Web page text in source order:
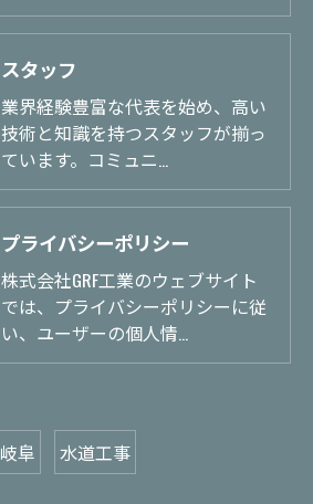
スタッフ
業界経験豊富な代表を始め、高い
技術と知識を持つスタッフが揃っ
ています。コミュニ…
プライバシーポリシー
株式会社GRF工業のウェブサイト
では、プライバシーポリシーに従
い、ユーザーの個人情…
岐阜 水道工事